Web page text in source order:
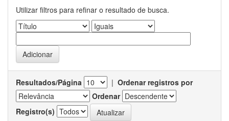
Utilizar filtros para refinar o resultado de busca.
Resultados/Página | Ordenar registros por
Ordenar
Registro(s)